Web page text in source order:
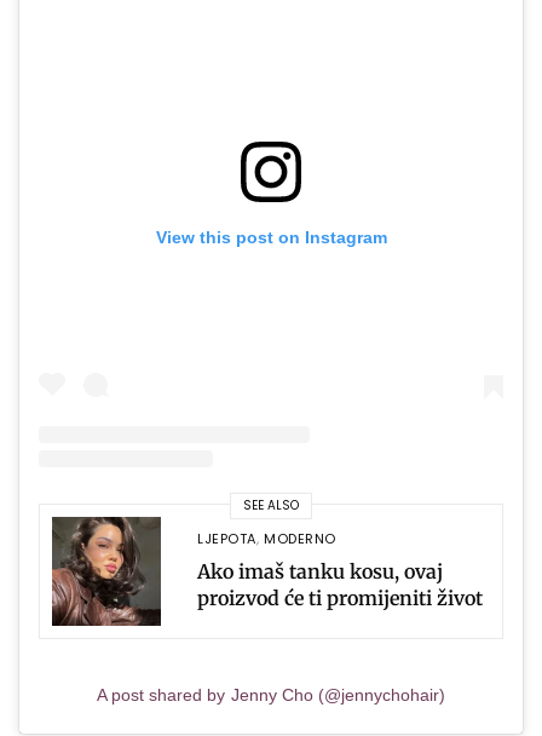
View this post on Instagram
SEE ALSO
LJEPOTA, MODERNO
Ako imaš tanku kosu, ovaj
proizvod će ti promijeniti život
A post shared by Jenny Cho (@jennychohair)